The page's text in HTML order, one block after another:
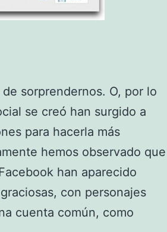
sorprendernos. O, por lo
se creó han surgido a
para hacerla más
hemos observado que
han aparecido
con personajes
cuenta común, como